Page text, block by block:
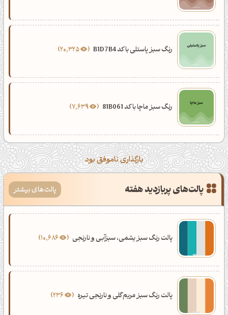
رنگ سبز پاستلی با کد B1D7B4 20,325
رنگ سبز ماچا با کد 81B061 7,639
بارگذاری ناموفق بود
پالت‌های پربازدید هفته پالت‌های بیشتر
پالت رنگ سبز یشمی، سبزآبی و نارنجی
پالت رنگ سبز مریم‌گلی و نارنجی تیره